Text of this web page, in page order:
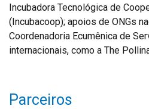
Incubadora Tecnológica de
(Incubacoop); apoios de ONGs
Coordenadoria Ecumênica de
internacionais, como a The
Parceiros